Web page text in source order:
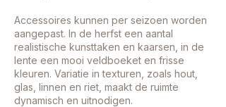
Accessoires kunnen per seizoen worden
aangepast. In de herfst een aantal
realistische kunsttaken en kaarsen, in de
lente een mooi veldboeket en frisse
kleuren. Variatie in texturen, zoals hout,
glas, linnen en riet, maakt de ruimte
dynamisch en uitnodigen.